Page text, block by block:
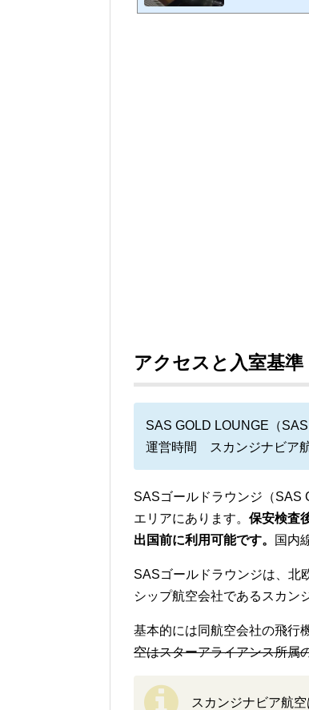
てみました。☆印
ないので注意し
アクセスと入室基準
SAS GOLD LOUNGE（SAS
運営時間 スカンジナビア
SASゴールドラウンジ（
エリアにあります。 保安検査
出国前に利用可能です。
国内
SASゴールドラウンジは、北
シップ航空会社であるスカン
基本的には同航空会社の飛行
空はスターアライアンス所属
スカンジナビア航